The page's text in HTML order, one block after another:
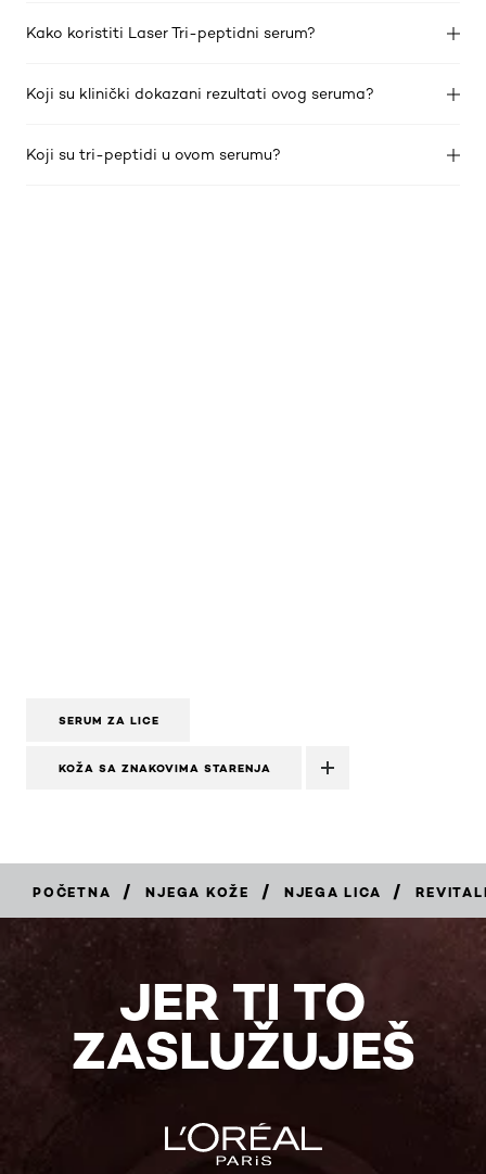
Kako koristiti Laser Tri-peptidni serum?
Koji su klinički dokazani rezultati ovog seruma?
Koji su tri-peptidi u ovom serumu?
SERUM ZA LICE
KOŽA SA ZNAKOVIMA STARENJA
POČETNA / NJEGA KOŽE / NJEGA LICA /
KUPI
JER TI TO
ZASLUŽUJEŠ